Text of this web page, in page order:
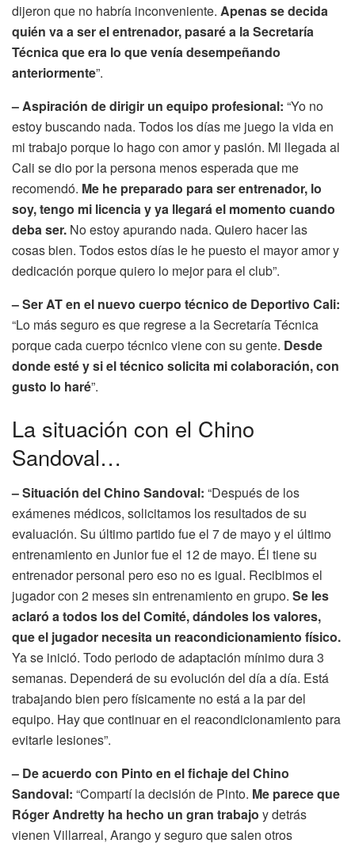
dijeron que no habría inconveniente. Apenas se decida
quién va a ser el entrenador, pasaré a la Secretaría
Técnica que era lo que venía desempeñando
anteriormente”.
– Aspiración de dirigir un equipo profesional: “Yo no
estoy buscando nada. Todos los días me juego la vida en
mi trabajo porque lo hago con amor y pasión. Mi llegada al
Cali se dio por la persona menos esperada que me
recomendó. Me he preparado para ser entrenador, lo
soy, tengo mi licencia y ya llegará el momento cuando
deba ser. No estoy apurando nada. Quiero hacer las
cosas bien. Todos estos días le he puesto el mayor amor y
dedicación porque quiero lo mejor para el club”.
– Ser AT en el nuevo cuerpo técnico de Deportivo Cali:
“Lo más seguro es que regrese a la Secretaría Técnica
porque cada cuerpo técnico viene con su gente. Desde
donde esté y si el técnico solicita mi colaboración, con
gusto lo haré”.
La situación con el Chino
Sandoval…
– Situación del Chino Sandoval: “Después de los
exámenes médicos, solicitamos los resultados de su
evaluación. Su último partido fue el 7 de mayo y el último
entrenamiento en Junior fue el 12 de mayo. Él tiene su
entrenador personal pero eso no es igual. Recibimos el
jugador con 2 meses sin entrenamiento en grupo. Se les
aclaró a todos los del Comité, dándoles los valores,
que el jugador necesita un reacondicionamiento físico.
Ya se inició. Todo periodo de adaptación mínimo dura 3
semanas. Dependerá de su evolución del día a día. Está
trabajando bien pero físicamente no está a la par del
equipo. Hay que continuar en el reacondicionamiento para
evitarle lesiones”.
– De acuerdo con Pinto en el fichaje del Chino
Sandoval: “Compartí la decisión de Pinto. Me parece que
Róger Andretty ha hecho un gran trabajo y detrás
vienen Villarreal, Arango y seguro que salen otros